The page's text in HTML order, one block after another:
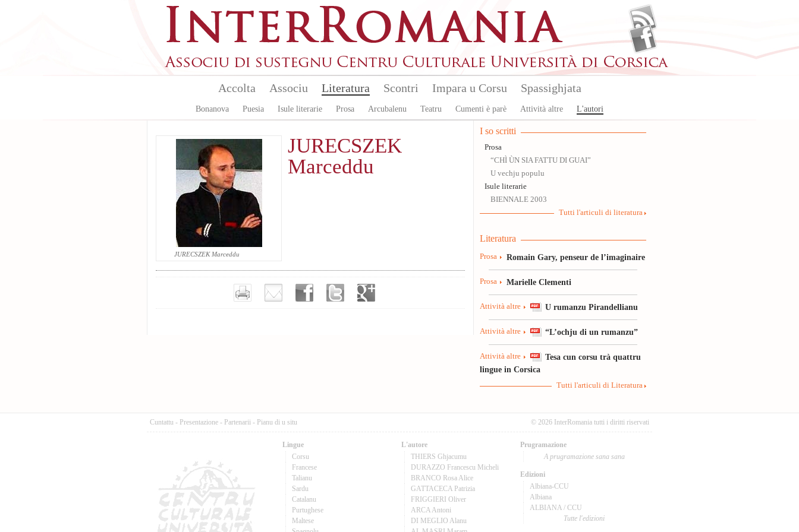
Accolta Associu Literatura
Bonanova Puesia Isule literarie Prosa Arcubalenu Teatru Cumenti è parè Attività altre L'autori
Scontri Impara u Corsu Spassighjata
JURECSZEK Marceddu
JURECSZEK
Marceddu
I so scritti
Prosa
“CHÌ ÙN SIA FATTU DI GUAI”
U vechju populu
Isule literarie
BIENNALE 2003
Tutti l'articuli di literatura
Literatura
Prosa Romain Gary, penseur de l’imaginaire
Prosa Marielle Clementi
Attività altre U rumanzu Pirandellianu
Attività altre “L’ochju di un rumanzu”
Attività altre
Tesa cun corsu trà quattru
lingue in Corsica
Tutti l'articuli di Literatura
Cuntattu - Presentazione - Partenarii - Pianu di u situ © 2026 InterRomania tutti i diritti riservati
Lingue
Corsu
Francese
Talianu
Sardu
Catalanu
Purtughese
Maltese
L'autore
THIERS Ghjacumu
DURAZZO Francescu Micheli
BRANCO Rosa Alice
GATTACECA Patrizia
FRIGGIERI Oliver
ARCA Antoni
DI MEGLIO Alanu
Prugramazione
A prugramazione sana sana
Edizioni
Albiana-CCU
Albiana
ALBIANA / CCU
Tutte l'edizioni